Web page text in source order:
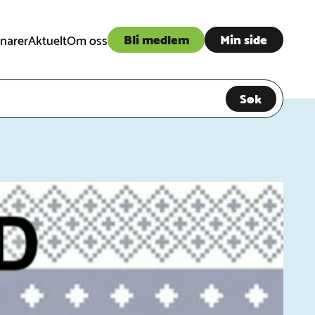
AktueltOm oss Bli medlem Min side
Søk